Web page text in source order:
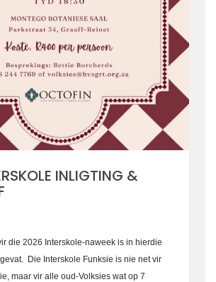
INLIGTING &
die 2026 Interskole-naweek is in hierdie
Die Interskole Funksie is nie net vir
maar vir alle oud-Volksies wat op 7